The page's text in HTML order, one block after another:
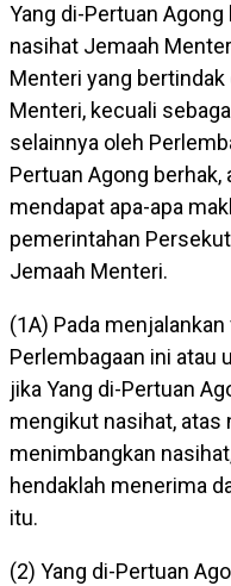
Yang di-Pertuan
nasihat Jemaah
Menteri yang
Menteri, kecuali
selainnya oleh
Pertuan Agong
mendapat apa-apa
pemerintahan
Jemaah Menteri.
(1A) Pada
Perlembagaan ini atau
jika Yang di-Pertuan
mengikut nasihat, atas
menimbangkan
hendaklah menerima
itu.
(2) Yang di-Pertuan